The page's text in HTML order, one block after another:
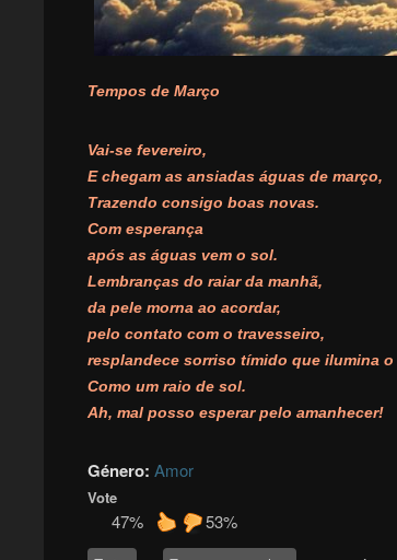
Tempos de Março
Vai-se fevereiro,
E chegam as ansiadas águas de março,
Trazendo consigo boas novas.
Com esperança
após as águas vem o sol.
Lembranças do raiar da manhã,
da pele morna ao acordar,
pelo contato com o travesseiro,
resplandece sorriso tímido que ilumina
Como um raio de sol.
Ah, mal posso esperar pelo amanhecer!
Género: Amor
Vote
47%
53%